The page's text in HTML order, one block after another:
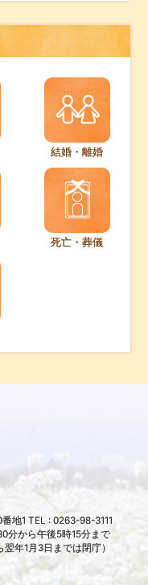
結婚・離婚
死亡・葬儀
地1 TEL : 0263-98-3111
分から午後5時15分まで
年1月3日までは閉庁）